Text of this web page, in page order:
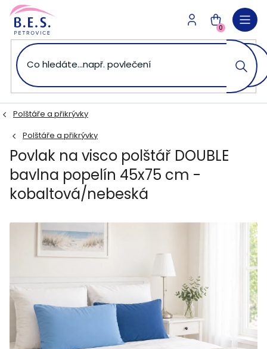
Přejít
obsah
NÁKUPNÍ
KOŠÍK
0
Polštáře a přikrývky
Polštáře a přikrývky
Povlak na visco polštář DOUBLE
bavlna popelín 45x75 cm -
kobaltová/nebeská